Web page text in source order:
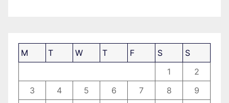
M T W T F S
S
1
2
3
4 5 6 7 8
9